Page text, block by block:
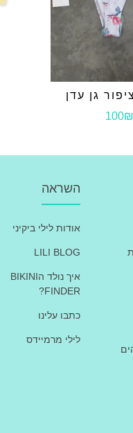
גן עדן
100₪
השראה
אודות לילי ביקיני
LILI BLOG
איך נולד הBIKINI
FINDER?
כתבו עלינו
לילי מרמיידס